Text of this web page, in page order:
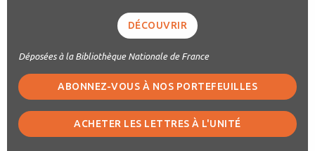
DÉCOUVRIR
Déposées à la Bibliothèque Nationale de France
ABONNEZ-VOUS À NOS PORTEFEUILLES
ACHETER LES LETTRES À L'UNITÉ